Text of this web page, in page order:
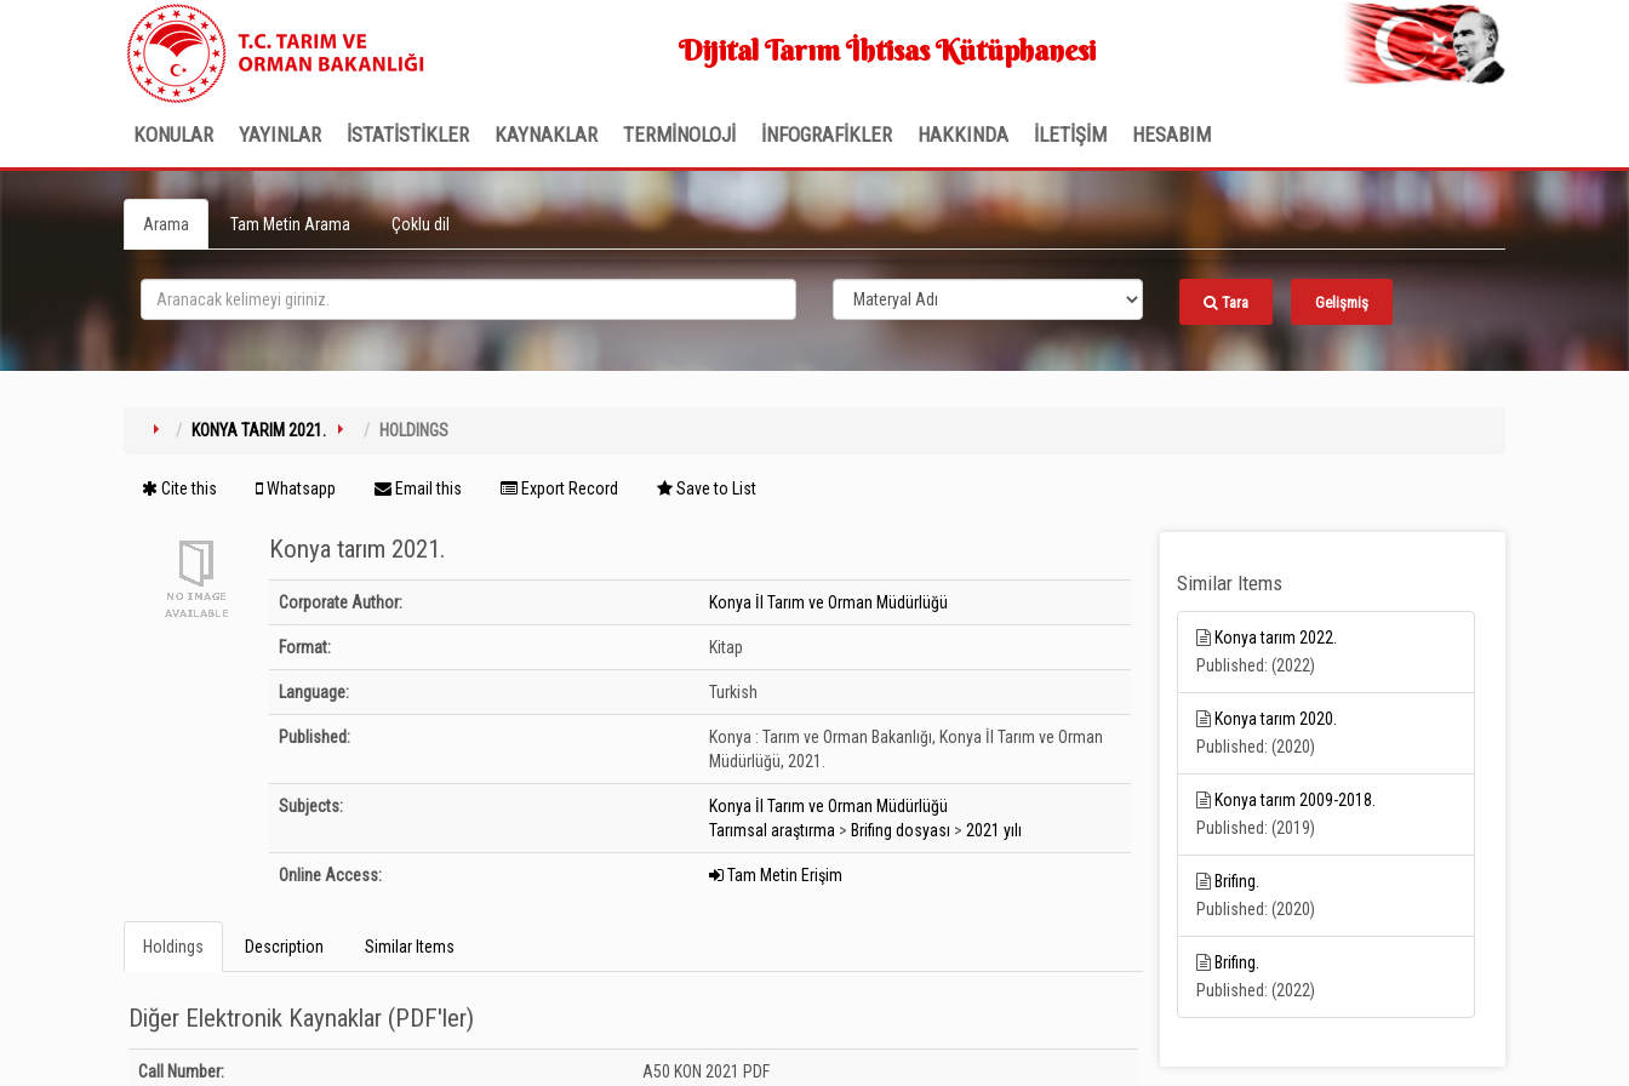
Dijital Tarım İhtisas Kütüphanesi
KONULAR YAYINLAR İSTATİSTİKLER KAYNAKLAR TERMİNOLOJİ İNFOGRAFİKLER HAKKINDA İLETİŞİM HESABIM
Arama Tam Metin Arama Çoklu dil
Tara Gelişmiş
KONYA TARIM 2021. HOLDINGS
Cite this Whatsapp Email this Export Record Save to List
Konya tarım 2021.
Bibliographic Details
Corporate Author: Konya İl Tarım ve Orman Müdürlüğü
Format: Kitap
Language: Turkish
Published: Konya : Tarım ve Orman Bakanlığı, Konya İl Tarım ve Orman
Müdürlüğü, 2021.
Subjects:
Konya İl Tarım ve Orman Müdürlüğü
Tarımsal araştırma > Brifing dosyası > 2021 yılı
Online Access: Tam Metin Erişim
Holdings Description Similar Items
Diğer Elektronik Kaynaklar (PDF'ler)
Holdings details from Diğer Elektronik Kaynaklar (PDF&#039;ler): Unknown
Call Number: A50 KON 2021 PDF
Similar Items
Konya tarım 2022.
Published: (2022)
Konya tarım 2020.
Published: (2020)
Konya tarım 2009-2018.
Published: (2019)
Brifing.
Published: (2020)
Brifing.
Published: (2022)